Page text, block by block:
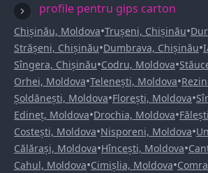
profile pentru gips carton
Chișinău, Moldova•Trușeni, Chișinău•
Strășeni, Chișinău•Dumbrava, Chișinău•
Sîngera, Chișinău•Codru, Moldova•
Orhei, Moldova•Telenești, Moldova•
Șoldănești, Moldova•Florești, Moldova•
Edineț, Moldova•Drochia, Moldova•
Costești, Moldova•Nisporeni, Moldova•
Călărași, Moldova•Hîncești, Moldova•
Cahul, Moldova•Cimișlia, Moldova•